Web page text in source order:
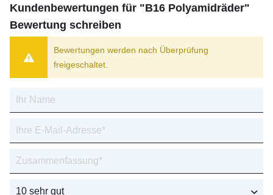
Kundenbewertungen für "B16 Polyamidräder"
Bewertung schreiben
Bewertungen werden nach Überprüfung
freigeschaltet.